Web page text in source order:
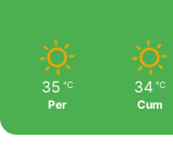
35 ℃
Per
34 ℃
Cum